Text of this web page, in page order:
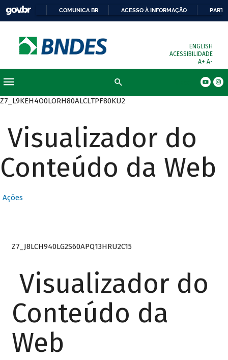
COMUNICA BR ACESSO À INFORMAÇÃO
ENGLISH
ACESSIBILIDADE
A+ A-
Z7_L9KEH4O0LORH80ALCLTPF80KU2
Visualizador do
Conteúdo da Web
Ações
Z7_J8LCH940LG2S60APQ13HRU2C15
Visualizador do
Conteúdo da
Web